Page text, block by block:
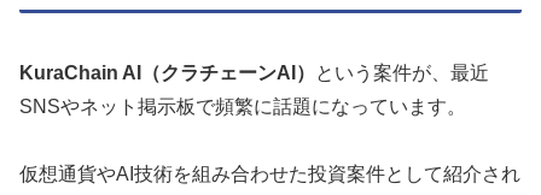
KuraChain AI（クラチェーンAI）
という案件が、最近
SNSやネット掲示板で頻繁に話題になっています。
仮想通貨やAI技術を組み合わせた投資案件として紹介され